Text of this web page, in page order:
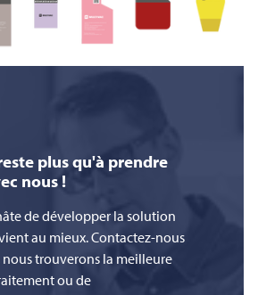
plus qu'à prendre
nous !
de développer la solution
au mieux. Contactez-nous
nous trouverons la meilleure
ou de